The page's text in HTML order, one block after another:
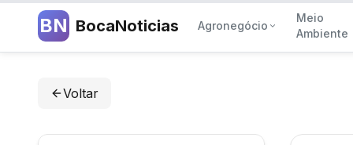
BN BocaNoticias Agronegócio
Meio
Ambiente
Voltar